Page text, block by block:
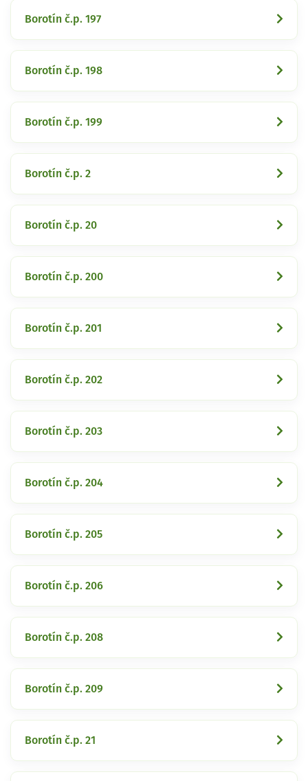
Borotín č.p. 197
Borotín č.p. 198
Borotín č.p. 199
Borotín č.p. 2
Borotín č.p. 20
Borotín č.p. 200
Borotín č.p. 201
Borotín č.p. 202
Borotín č.p. 203
Borotín č.p. 204
Borotín č.p. 205
Borotín č.p. 206
Borotín č.p. 208
Borotín č.p. 209
Borotín č.p. 21